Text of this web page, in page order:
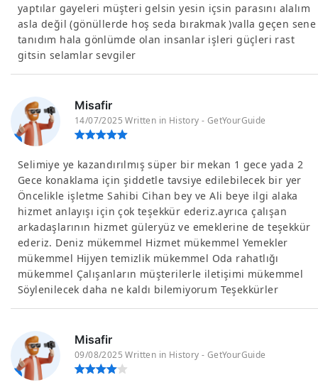
yaptılar gayeleri müşteri gelsin yesin içsin parasını alalım
asla değil (gönüllerde hoş seda bırakmak )valla geçen sene
tanıdım hala gönlümde olan insanlar işleri güçleri rast
gitsin selamlar sevgiler
Misafir
14/07/2025 Written in History - GetYourGuide
Selimiye ye kazandırılmış süper bir mekan 1 gece yada 2
Gece konaklama için şiddetle tavsiye edilebilecek bir yer
Öncelikle işletme Sahibi Cihan bey ve Ali beye ilgi alaka
hizmet anlayışı için çok teşekkür ederiz.ayrıca çalışan
arkadaşlarının hizmet güleryüz ve emeklerine de teşekkür
ederiz. Deniz mükemmel Hizmet mükemmel Yemekler
mükemmel Hijyen temizlik mükemmel Oda rahatlığı
mükemmel Çalışanların müşterilerle iletişimi mükemmel
Söylenilecek daha ne kaldı bilemiyorum Teşekkürler
Misafir
09/08/2025 Written in History - GetYourGuide